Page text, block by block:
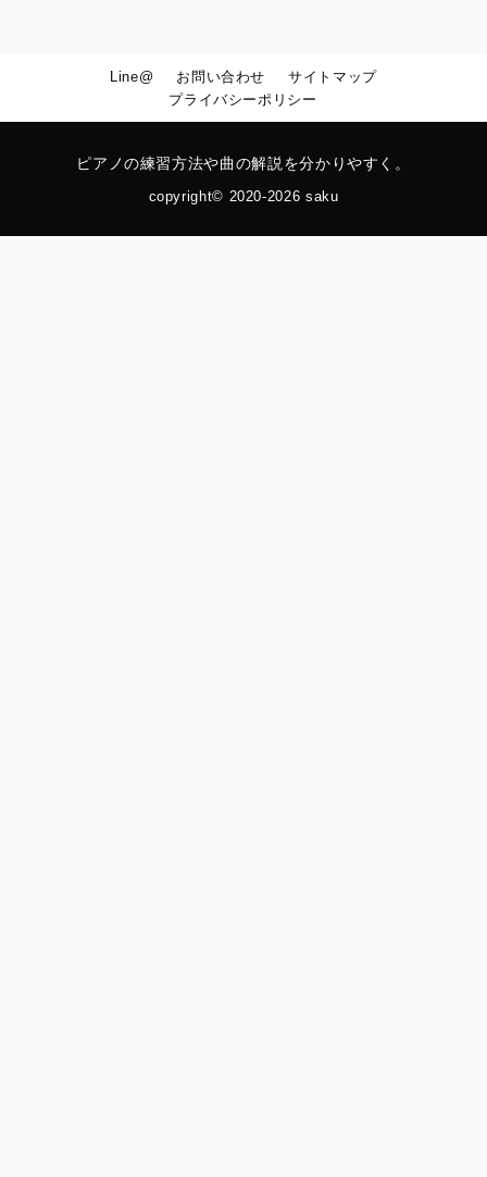
Line@ お問い合わせ
サイトマップ
プライバシーポリシー
ピアノの練習方法や曲の解説を分かりやすく。
copyright© 2020-2026 saku